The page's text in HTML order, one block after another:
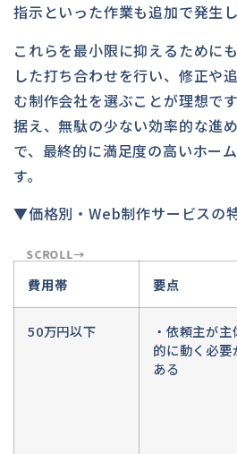
指示といった作業も追加で発生し
これらを最小限に抑えるために
した打ち合わせを行い、修正や
む制作会社を選ぶことが理想で
据え、無駄の少ない効率的な進
で、最終的に満足度の高いホー
す。
▼価格別・Web制作サービスの
費用帯 要点
50万円以下
・依頼主が主
的に動く必要
ある